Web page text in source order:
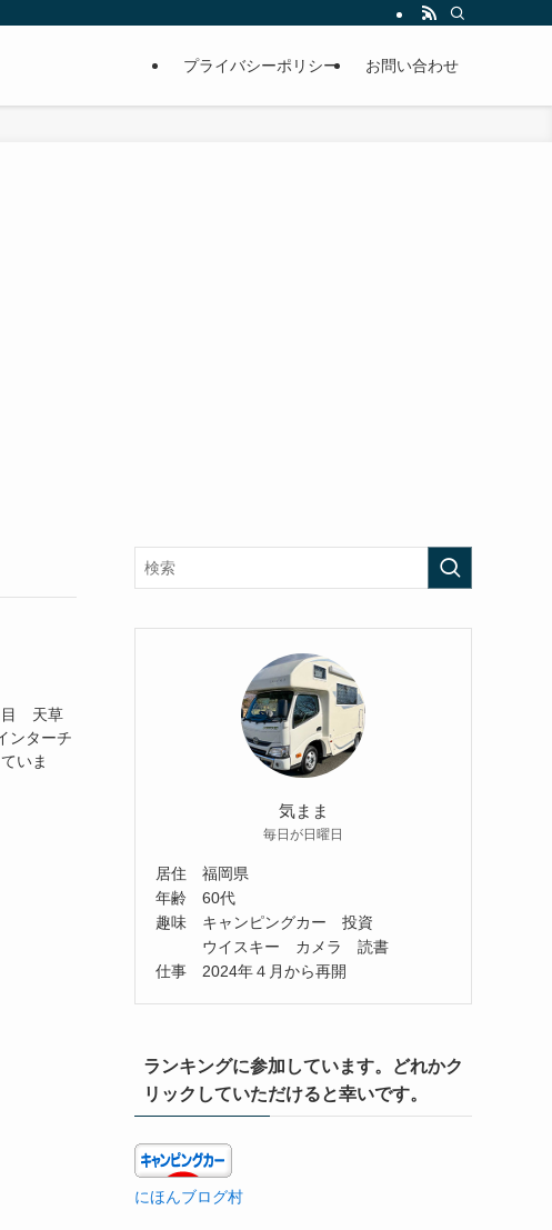
プライバシーポリシー お問い合わせ
目 天草
ンターチ
いま
気まま
毎日が日曜日
居住 福岡県
年齢 60代
趣味 キャンピングカー 投資
ウイスキー カメラ 読書
仕事 2024年４月から再開
ランキングに参加しています。どれかク
リックしていただけると幸いです。
にほんブログ村